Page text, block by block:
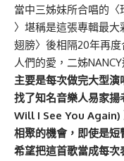
當中三姊妹所合唱的
〉堪稱是這張專輯最大
翅膀〉後相隔20年再
人們的愛，二姊
主要是每次做完大型演
找了知名音樂人易家
Will I See You Again)
相聚的機會，即使是
希望把這首歌當成每